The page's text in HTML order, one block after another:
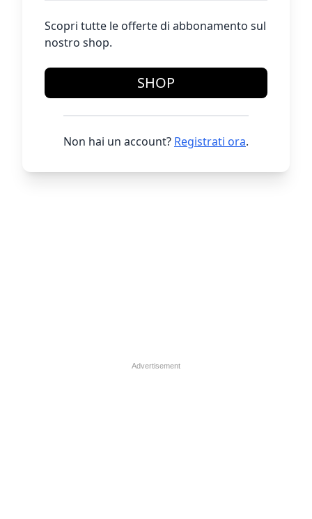
Scopri tutte le offerte di abbonamento sul
nostro shop.
SHOP
Non hai un account? Registrati ora.